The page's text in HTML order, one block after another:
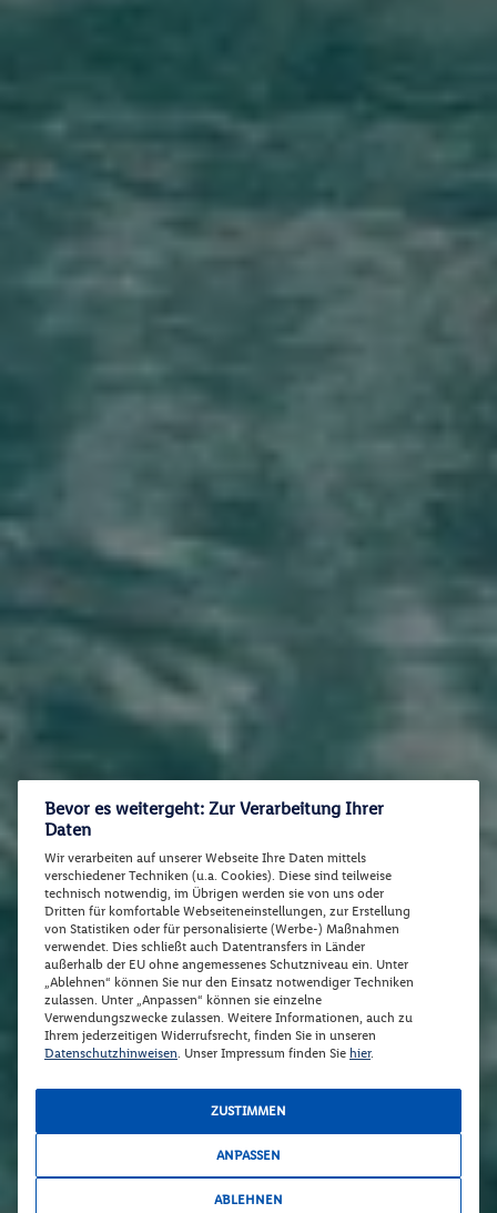
Bevor es weitergeht: Zur Verarbeitung Ihrer
Daten
Wir verarbeiten auf unserer Webseite Ihre Daten mittels
verschiedener Techniken (u.a. Cookies). Diese sind teilweise
technisch notwendig, im Übrigen werden sie von uns oder
Dritten für komfortable Webseiteneinstellungen, zur Erstellung
von Statistiken oder für personalisierte (Werbe-) Maßnahmen
verwendet. Dies schließt auch Datentransfers in Länder
außerhalb der EU ohne angemessenes Schutzniveau ein. Unter
„Ablehnen“ können Sie nur den Einsatz notwendiger Techniken
zulassen. Unter „Anpassen“ können sie einzelne
Verwendungszwecke zulassen. Weitere Informationen, auch zu
Ihrem jederzeitigen Widerrufsrecht, finden Sie in unseren
Datenschutzhinweisen . Unser Impressum finden Sie hier.
ZUSTIMMEN
ANPASSEN
ABLEHNEN